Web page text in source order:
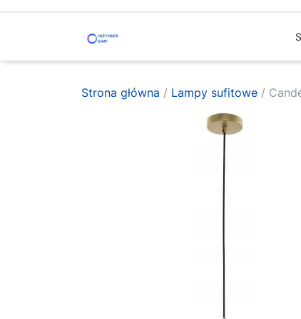
Strona główna / Lampy sufitowe /